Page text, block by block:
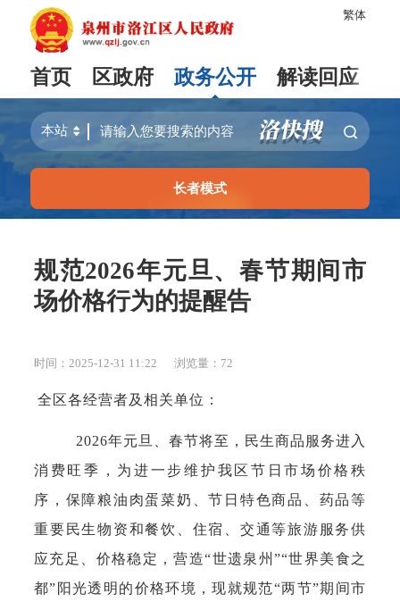
繁体
首页 区政府 政务公开 解读回应
长者模式
规范2026年元旦、春节期间市
场价格行为的提醒告
时间：2025-12-31 11:22 浏览量： 72
全区各经营者及相关单位：
2026年元旦、春节将至，民生商品服务进入
消费旺季，为进一步维护我区节日市场价格秩
序，保障粮油肉蛋菜奶、节日特色商品、药品等
重要民生物资和餐饮、住宿、交通等旅游服务供
应充足、价格稳定，营造“世遗泉州”“世界美食之
都”阳光透明的价格环境，现就规范“两节”期间市